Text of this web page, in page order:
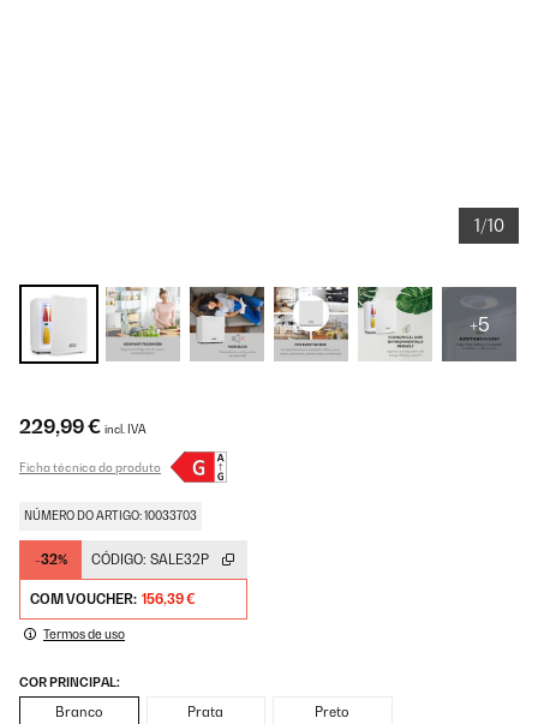
1/10
+5
229,99 € incl. IVA
Ficha técnica do produto
NÚMERO DO ARTIGO: 10033703
-32% CÓDIGO: SALE32P
COM VOUCHER: 156,39 €
Termos de uso
COR PRINCIPAL:
Branco
Prata
Preto